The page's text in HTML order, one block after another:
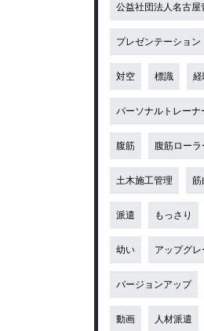
公益社団法人名古屋
プレゼンテーション
対空 標識
パーソナルトレーナ
腹筋 腹筋ローラ
土木施工管理 筋
派遣 もっさり
幼い アップグレ
バージョンアップ
動画 人材派遣